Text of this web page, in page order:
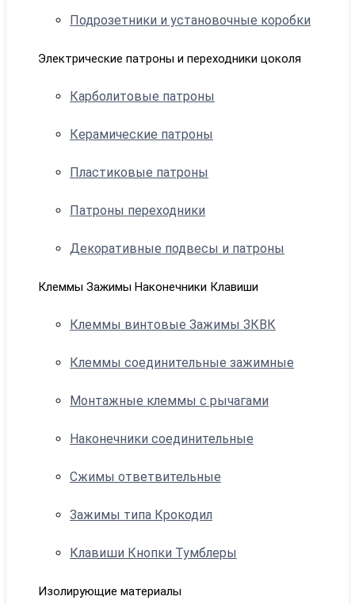
Подрозетники и установочные коробки
Электрические патроны и переходники цоколя
Карболитовые патроны
Керамические патроны
Пластиковые патроны
Патроны переходники
Декоративные подвесы и патроны
Клеммы Зажимы Наконечники Клавиши
Клеммы винтовые Зажимы ЗКВК
Клеммы соединительные зажимные
Монтажные клеммы с рычагами
Наконечники соединительные
Сжимы ответвительные
Зажимы типа Крокодил
Клавиши Кнопки Тумблеры
Изолирующие материалы